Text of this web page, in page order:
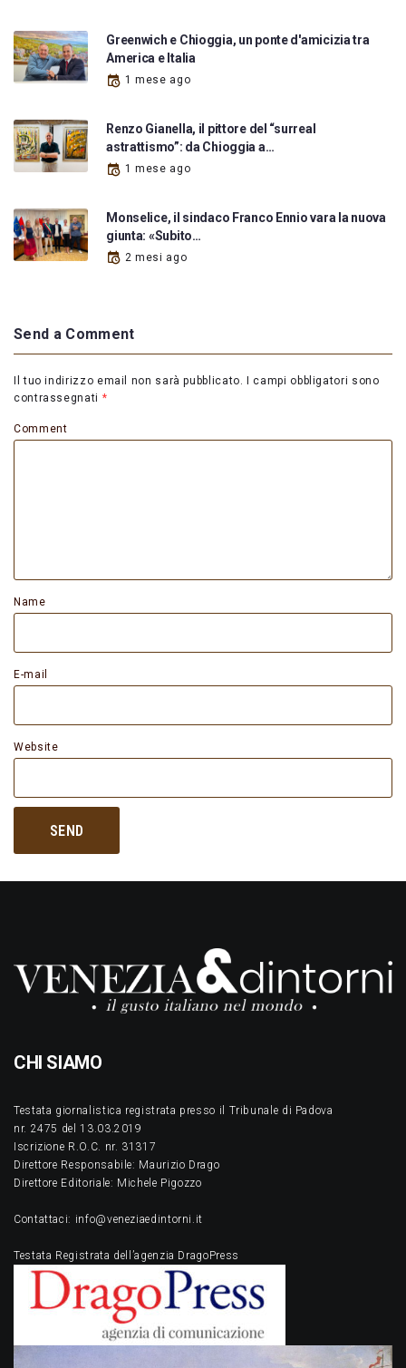
Greenwich e Chioggia, un ponte d'amicizia tra
America e Italia
1 mese ago
Renzo Gianella, il pittore del “surreal
astrattismo”: da Chioggia a…
1 mese ago
Monselice, il sindaco Franco Ennio vara la nuova
giunta: «Subito…
2 mesi ago
Send a Comment
Il tuo indirizzo email non sarà pubblicato. I campi obbligatori sono
contrassegnati *
Comment
Name
E-mail
Website
CHI SIAMO
Testata giornalistica registrata presso il Tribunale di Padova
nr. 2475 del 13.03.2019
Iscrizione R.O.C. nr. 31317
Direttore Responsabile: Maurizio Drago
Direttore Editoriale: Michele Pigozzo
Contattaci: info@veneziaedintorni.it
Testata Registrata dell’agenzia DragoPress